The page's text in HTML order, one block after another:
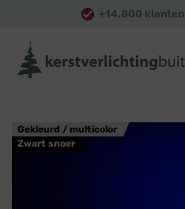
content
+14.800 klanten
Gekleurd / multicolor
Zwart snoer